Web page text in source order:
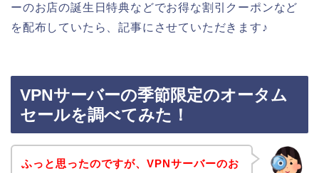
ーのお店の誕生日特典などでお得な割引クーポンなど
を配布していたら、記事にさせていただきます♪
VPNサーバーの季節限定のオータム
セールを調べてみた！
ふっと思ったのですが、VPNサーバーのお